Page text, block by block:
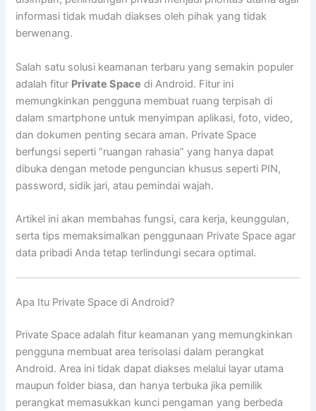
informasi tidak mudah diakses oleh pihak yang tidak
berwenang.
Salah satu solusi keamanan terbaru yang semakin populer
adalah fitur Private Space di Android. Fitur ini
memungkinkan pengguna membuat ruang terpisah di
dalam smartphone untuk menyimpan aplikasi, foto, video,
dan dokumen penting secara aman. Private Space
berfungsi seperti “ruangan rahasia” yang hanya dapat
dibuka dengan metode penguncian khusus seperti PIN,
password, sidik jari, atau pemindai wajah.
Artikel ini akan membahas fungsi, cara kerja, keunggulan,
serta tips memaksimalkan penggunaan Private Space agar
data pribadi Anda tetap terlindungi secara optimal.
Apa Itu Private Space di Android?
Private Space adalah fitur keamanan yang memungkinkan
pengguna membuat area terisolasi dalam perangkat
Android. Area ini tidak dapat diakses melalui layar utama
maupun folder biasa, dan hanya terbuka jika pemilik
perangkat memasukkan kunci pengaman yang berbeda